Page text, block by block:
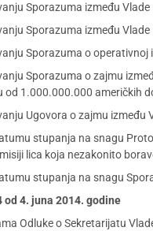
Sporazuma između
Sporazuma između
Sporazuma o operativnoj
Sporazuma o zajmu
od 1.000.000.000 američkih
Ugovora o zajmu između
stupanja na snagu
lica koja nezakonito
stupanja na snagu
od 4. juna 2014. godine
Odluke o Sekretarijatu